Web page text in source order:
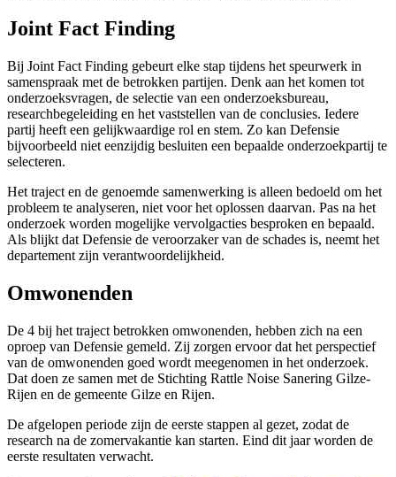
Joint Fact Finding
Bij Joint Fact Finding gebeurt elke stap tijdens het speurwerk in
samenspraak met de betrokken partijen. Denk aan het komen tot
onderzoeksvragen, de selectie van een onderzoeksbureau,
researchbegeleiding en het vaststellen van de conclusies. Iedere
partij heeft een gelijkwaardige rol en stem. Zo kan Defensie
bijvoorbeeld niet eenzijdig besluiten een bepaalde onderzoekpartij te
selecteren.
Het traject en de genoemde samenwerking is alleen bedoeld om het
probleem te analyseren, niet voor het oplossen daarvan. Pas na het
onderzoek worden mogelijke vervolgacties besproken en bepaald.
Als blijkt dat Defensie de veroorzaker van de schades is, neemt het
departement zijn verantwoordelijkheid.
Omwonenden
De 4 bij het traject betrokken omwonenden, hebben zich na een
oproep van Defensie gemeld. Zij zorgen ervoor dat het perspectief
van de omwonenden goed wordt meegenomen in het onderzoek.
Dat doen ze samen met de Stichting Rattle Noise Sanering Gilze-
Rijen en de gemeente Gilze en Rijen.
De afgelopen periode zijn de eerste stappen al gezet, zodat de
research na de zomervakantie kan starten. Eind dit jaar worden de
eerste resultaten verwacht.